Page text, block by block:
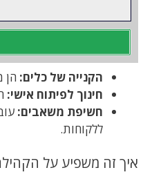
הקנייה של כלים: הן
חינוך לפיתוח אישי:
חשיפת משאבים:
ללקוחות.
איך זה משפיע על